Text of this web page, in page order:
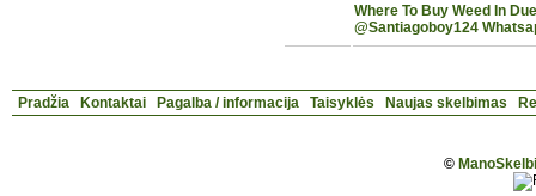
Where To Buy Weed In
@Santiagoboy124
Pradžia Kontaktai Pagalba / informacija Taisyklės Naujas skelbimas
©